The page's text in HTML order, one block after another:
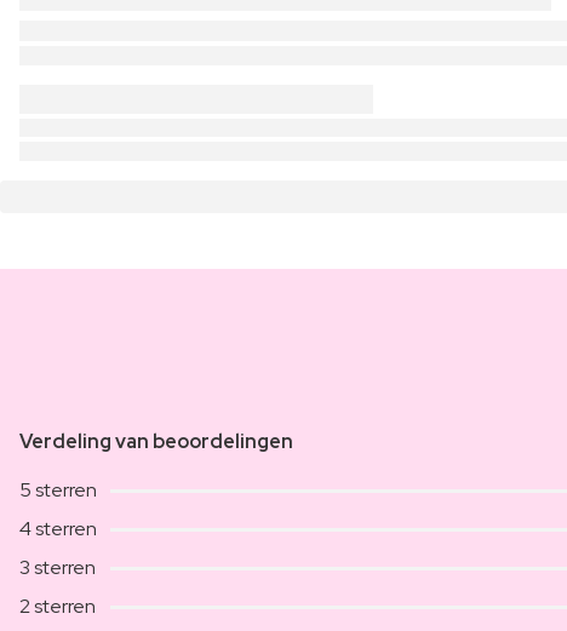
Verdeling van beoordelingen
5 sterren
4 sterren
3 sterren
2 sterren